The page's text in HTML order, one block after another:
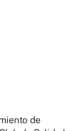
de